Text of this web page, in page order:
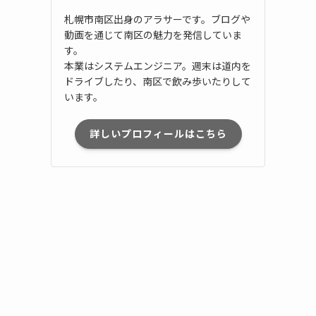
札幌市南区出身のアラサーです。ブログや
動画を通じて南区の魅力を発信していま
す。
本業はシステムエンジニア。週末は道内を
ドライブしたり、南区で飲み歩いたりして
います。
詳しいプロフィールはこちら